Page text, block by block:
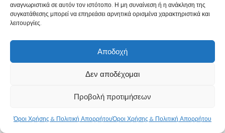
αναγνωριστικά σε αυτόν τον ιστότοπο. Η μη συναίνεση ή η ανάκληση της
συγκατάθεσης μπορεί να επηρεάσει αρνητικά ορισμένα χαρακτηριστικά και
λειτουργίες.
Αποδοχή
Δεν αποδέχομαι
Προβολή προτιμήσεων
Όροι Χρήσης & Πολιτική ΑπορρήτουΌροι Χρήσης & Πολιτική Απορρήτου